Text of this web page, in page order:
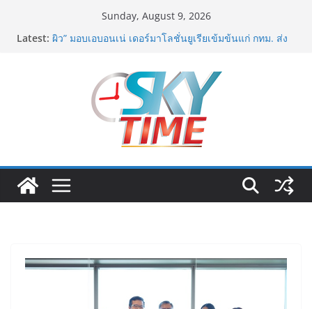
Sunday, August 9, 2026
Latest: เอ-พลัสซัพพลาย เดินหน้าโครงการ “คืนความชุ่มชื้นให้กับ
ภัยทั่วทุกพื้นที่
รฟท. เปิดเวทีรับฟังความคิดเห็นประชาชน ครั้งที่ 2
โครงการรถไฟฟ้าสายสีแดงเข้ม “วงเวียนใหญ่–มหาชัย”
เดินหน้าพัฒนาโครงการบนพื้นฐานข้อเท็จจริงและการมี
“เอกนิติ” เตือนบริษัทมหาชนที่ค้างชำระค่าบริการวิชาชีพ
ต้องเปิดเผยข้อมูลทางบัญชีอย่างถูกต้อง ระวังการนำส่งงบ
การเงินต่อ ก.ล.ต. โดยไม่แสดงภาระหนี้ตามข้อเท็จจริง
อาจเข้าข่ายรายงานข้อมูลอันเป็นเท็จ
พิตบลู ศิษย์ทรายทอง กำปั้นดาวรุ่งวัย 15 ปีตัวแทน
มวยไทย SUPER CHAMP
ภารกิจตำรวจจราจรโครงการพระราชดำริ นำส่งอวัยวะ